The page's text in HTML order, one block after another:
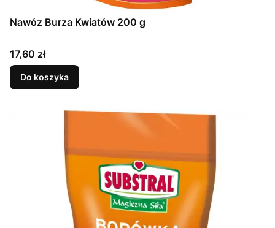
Nawóz Burza Kwiatów 200 g
Cena
17,60 zł
Do koszyka